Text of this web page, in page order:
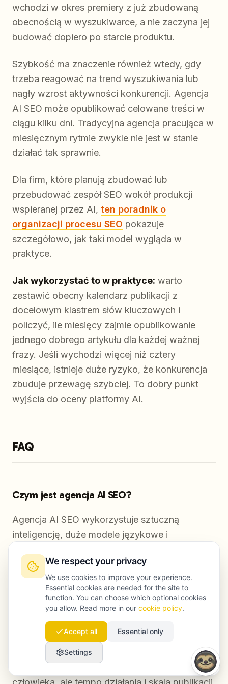
wchodzi w okres premiery z już zbudowaną
obecnością w wyszukiwarce, a nie zaczyna jej
budować dopiero po starcie produktu.
Szybkość ma znaczenie również wtedy, gdy
trzeba reagować na trend wyszukiwania lub
nagły wzrost aktywności konkurencji. Agencja
AI SEO może opublikować celowane treści w
ciągu kilku dni. Tradycyjna agencja pracująca w
miesięcznym rytmie zwykle nie jest w stanie
działać tak sprawnie.
Dla firm, które planują zbudować lub
przebudować zespół SEO wokół produkcji
wspieranej przez AI, ten poradnik o
organizacji procesu SEO pokazuje
szczegółowo, jak taki model wygląda w
praktyce.
Jak wykorzystać to w praktyce: warto
zestawić obecny kalendarz publikacji z
docelowym klastrem słów kluczowych i
policzyć, ile miesięcy zajmie opublikowanie
jednego dobrego artykułu dla każdej ważnej
frazy. Jeśli wychodzi więcej niż cztery
miesiące, istnieje duże ryzyko, że konkurencja
zbuduje przewagę szybciej. To dobry punkt
wyjścia do oceny platformy AI.
FAQ
Czym jest agencja AI SEO?
Agencja AI SEO wykorzystuje sztuczną
inteligencję, duże modele językowe i
aby produkować, optymalizować i
dystrybuować content SEO na dużą skalę. W
odróżnieniu od tradycyjnych agencji, które
opierają się głównie na pracy copywriterów i
ręcznych procesach, agencja AI SEO łączy
badanie tematu, generowanie treści i
optymalizację GEO w jednym systemie.
Kierunek strategiczny pozostaje po stronie
We respect your privacy
We use cookies to improve your experience.
Essential cookies are needed for the site to
function. You can choose which optional cookies
you allow. Read more in our cookie policy.
Accept all Essential only
Settings